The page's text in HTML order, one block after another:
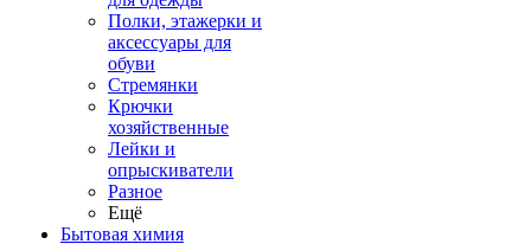
Полки, этажерки и
аксессуары для
обуви
Стремянки
Крючки
хозяйственные
Лейки и
опрыскиватели
Разное
Ещё
Бытовая химия